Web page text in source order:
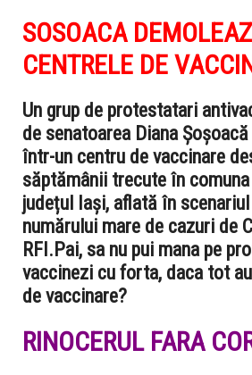
SOSOACA
CENTRELE DE
Un grup de protestatari
de senatoarea Diana
într-un centru de vaccinare
săptămânii trecute în
județul Iași, aflată în
numărului mare de cazuri de
RFI.Pai, sa nu pui mana pe
vaccinezi cu forta, daca tot
de vaccinare?
RINOCERUL FARA